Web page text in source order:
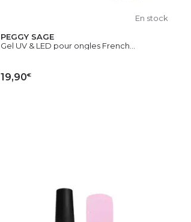
En stock
PEGGY SAGE
Gel UV & LED pour ongles French...
19,90€